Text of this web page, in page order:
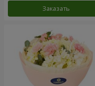
Заказать